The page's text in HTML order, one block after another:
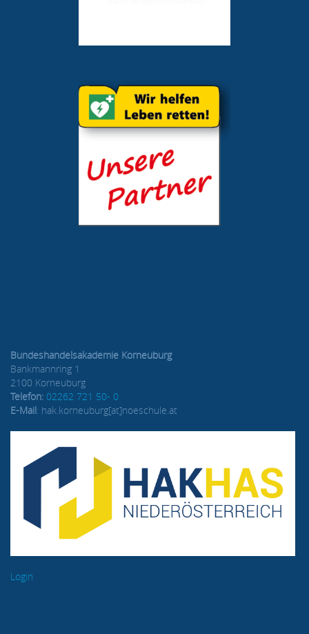
Bundeshandelsakademie Korneuburg
Bankmannring 1
2100 Korneuburg
Telefon: 02262 721 50- 0
E-Mail: hak.korneuburg[at]noeschule.at
Login